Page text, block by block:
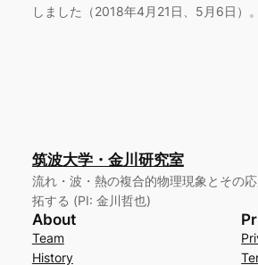
しました（2018年4月21日、5月6日）。
筑波大学・金川研究室
流れ・波・熱の複合的物理現象とその
拓する (PI: 金川哲也)
About
Team
History